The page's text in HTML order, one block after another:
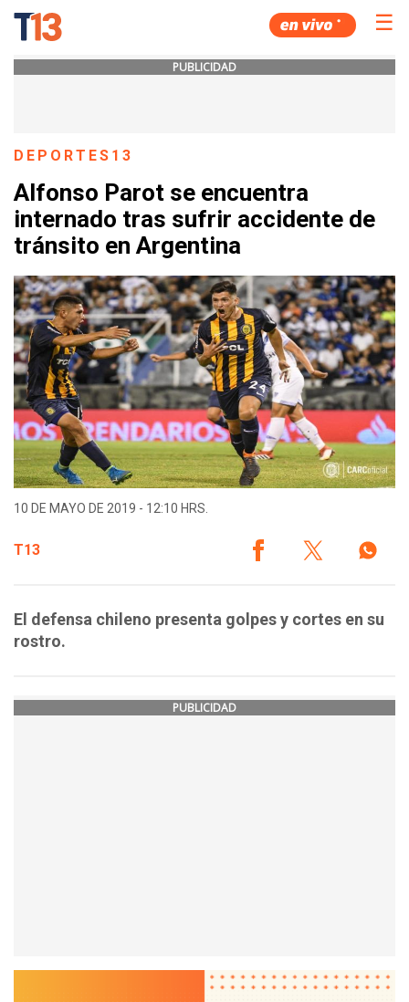
☰
PUBLICIDAD
DEPORTES13
Alfonso Parot se encuentra
internado tras sufrir accidente de
tránsito en Argentina
10 DE MAYO DE 2019 - 12:10 HRS.
T13
El defensa chileno presenta golpes y cortes en su
rostro.
PUBLICIDAD